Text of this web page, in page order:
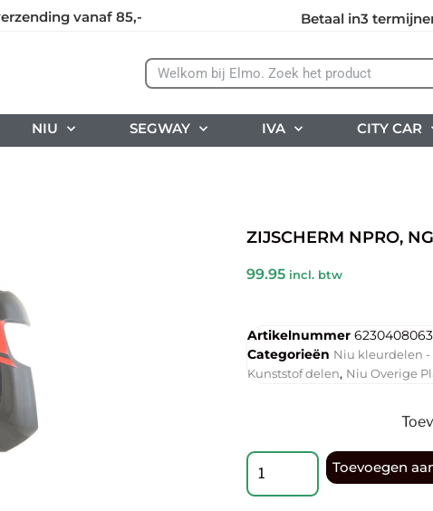
vanaf 85,- Betaal in3
NIU SEGWAY IVA CITY CAR
ZIJSCHERM NPRO,
99.95 incl. btw
Artikelnummer 6230408063
Categorieën Niu kleurdelen
Kunststof delen, Niu Overige
Toevoegen